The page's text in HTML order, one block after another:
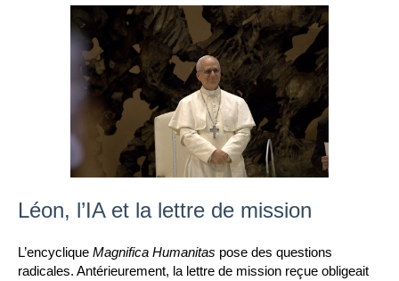
Léon, l’IA et la lettre de mission
L’encyclique Magnifica Humanitas pose des questions
radicales. Antérieurement, la lettre de mission reçue obligeait